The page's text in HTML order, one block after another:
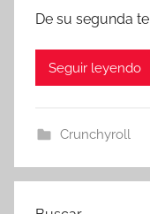
De su segunda
Seguir leyendo
Crunchyroll